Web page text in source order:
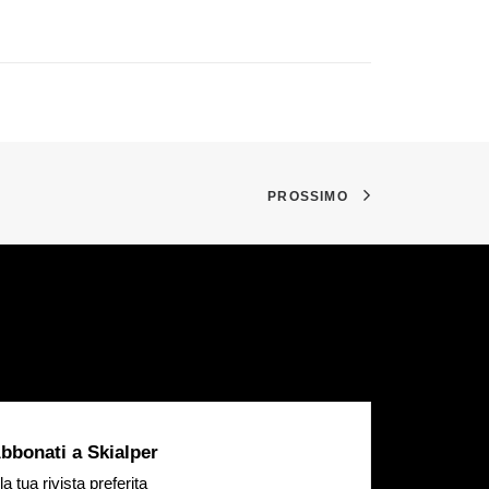
PROSSIMO
a Skialper
la tua rivista preferita